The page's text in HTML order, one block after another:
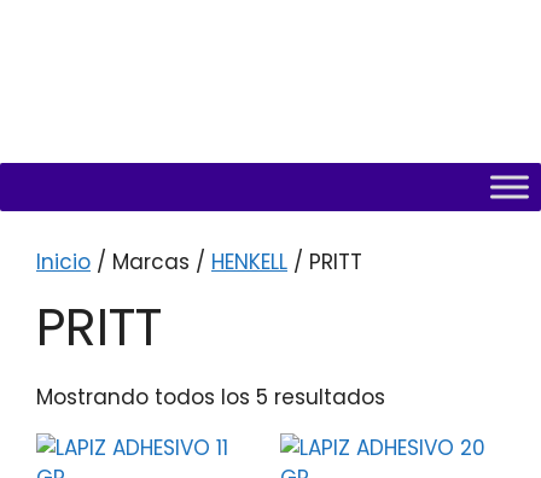
Inicio / Marcas / HENKELL / PRITT
PRITT
Mostrando todos los 5 resultados